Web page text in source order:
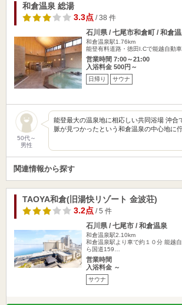
和倉温泉 総湯
3.3点/ 38 件
石川県 / 七尾市和倉町 / 和倉
和倉温泉駅1.76km
能登有料道路・徳田I.Cで能越自動
営業時間 7:00～21:00
入浴料金 500円～
日帰り サウナ
50代～
男性
能登最大の温泉地に相応しい共同浴場 沖合
脈が見つかったという和倉温泉の中心地に
関連情報から探す
TAOYA和倉(旧湯快リゾート 金波荘)
3.2点/ 5 件
石川県 / 七尾市 / 和倉温泉
和倉温泉駅2.10km
和倉温泉駅より車で約１０分 能越
ら国道159…
営業時間
入浴料金 ～
サウナ